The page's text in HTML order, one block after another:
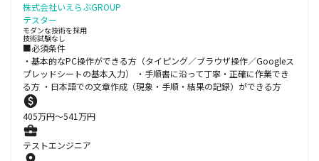
株式会社いえらぶGROUP
テスター
モダンな技術を採用
技術試験なし
■必須条件
・基本的なPC操作ができる方（タイピング／ブラウザ操作／Googleス
プレッドシートの基本入力） ・手順書に沿って丁寧・正確に作業でき
る方 ・日本語での文章作成（現象・手順・結果の記録）ができる方
405万円〜541万円
テストエンジニア